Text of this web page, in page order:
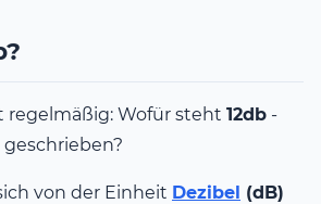
regelmäßig: Wofür steht 12db -
von der Einheit Dezibel (dB)